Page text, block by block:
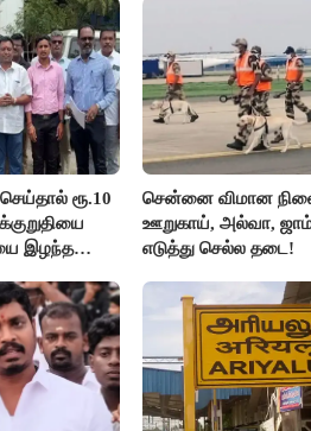
ரூ.10
இழந்த
சென்னை விமான
ஊறுகாய், அல்வா,
எடுத்து செல்ல தடை!